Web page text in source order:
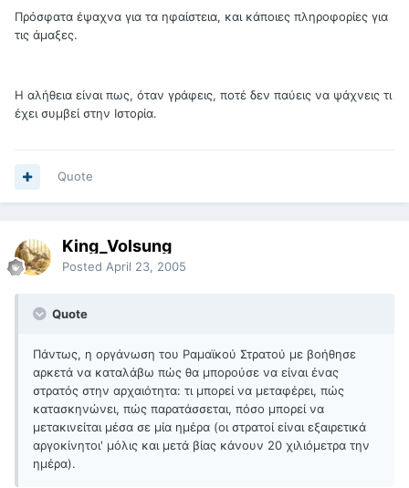
Πρόσφατα έψαχνα για τα ηφαίστεια, και κάποιες πληροφορίες για
τις άμαξες.
Η αλήθεια είναι πως, όταν γράφεις, ποτέ δεν παύεις να ψάχνεις τι
έχει συμβεί στην Ιστορία.
Quote
King_Volsung
Posted April 23, 2005
Quote
Πάντως, η οργάνωση του Ραμαϊκού Στρατού με βοήθησε
αρκετά να καταλάβω πώς θα μπορούσε να είναι ένας
στρατός στην αρχαιότητα: τι μπορεί να μεταφέρει, πώς
κατασκηνώνει, πώς παρατάσσεται, πόσο μπορεί να
μετακινείται μέσα σε μία ημέρα (οι στρατοί είναι εξαιρετικά
αργοκίνητοι' μόλις και μετά βίας κάνουν 20 χιλιόμετρα την
ημέρα).